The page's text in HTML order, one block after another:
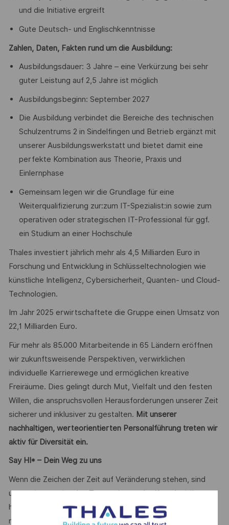
und die Initiative ergreift
Gute Deutsch- und Englischkenntnisse
Zahlen, Daten, Fakten rund um die Ausbildung:
Ausbildungsdauer: 3 Jahre – eine Verkürzung bei sehr
guter Leistung auf 2,5 Jahre ist möglich
Ausbildungsbeginn: September 2027
Die Ausbildung verbindet die Bereiche des technischen
Schulzentrums 2 in Sindelfingen und Betrieb ergänzt mit
unserer Ausbildungswerkstatt und bietet damit eine
perfekte Kombination aus Theorie, Praxis und
Einlernphase
Gemeinsam legen wir die Grundlage für eine
Weiterqualifizierung zur:zum IT-Spezialist:in sowie zum
operativen oder strategischen IT-Professional für ggf.
ein Studium an einer Hochschule
Thales investiert jährlich mehr als 4,5 Milliarden Euro in
Forschung und Entwicklung in Schlüsseltechnologien wie
künstliche Intelligenz, Cybersicherheit, Quanten- und Cloud-
Technologien.
Im Jahr 2025 erwirtschaftete die Gruppe einen Umsatz von
22,1 Milliarden Euro.
Für mehr als 85.000 Mitarbeitende in 65 Ländern eröffnen
wir zukunftsweisende Perspektiven, verwirklichen
individuelle Karrierewege und ermöglichen kreative
Freiräume. Dies gelingt durch Mut, Vielfalt und den festen
Willen, die anspruchsvollen Herausforderungen unserer Zeit
sicherer und inklusiver zu gestalten. Mit unserer
nachhaltigen, werteorientierten Personalführung treten wir
aktiv für Diversität ein.
Say HI* – Dein Weg zu uns
Wenn die Zeichen der Zeit auf Veränderung stehen, sind
unsere internationalen Teams da, um der Komplexität von
heute mit den branchenführenden Technologien von
morgen zu begegnen. Bist Du dabei? Deine